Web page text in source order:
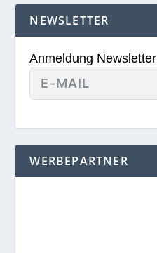
NEWSLETTER
Anmeldung Newsletter
WERBEPARTNER